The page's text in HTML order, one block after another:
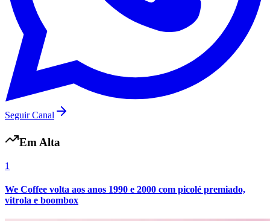
Vasco
Seguir Canal
Em Alta
1
We Coffee volta aos anos 1990 e 2000 com picolé premiado,
vitrola e boombox